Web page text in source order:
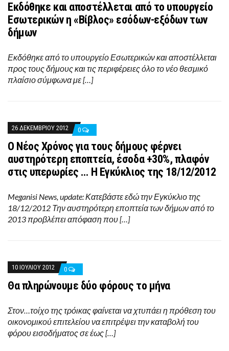
Εκδόθηκε και αποστέλλεται από το υπουργείο
Εσωτερικών η «Βίβλος» εσόδων-εξόδων των
δήμων
Εκδόθηκε από το υπουργείο Εσωτερικών και αποστέλλεται
προς τους δήμους και τις περιφέρειες όλο το νέο θεσμικό
πλαίσιο σύμφωνα με […]
26 ΔΕΚΕΜΒΡΊΟΥ 2012 0
Ο Νέος Χρόνος για τους δήμους φέρνει
αυστηρότερη εποπτεία, έσοδα +30%, πλαφόν
στις υπερωρίες … Η Εγκύκλιος της 18/12/2012
Meganisi News, update: Κατεβάστε εδώ την Εγκύκλιο της
18/12/2012 Την αυστηρότερη εποπτεία των δήμων από το
2013 προβλέπει απόφαση που […]
10 ΙΟΥΛΊΟΥ 2012 0
Θα πληρώνουμε δύο φόρους το μήνα
Στον…τοίχο της τρόικας φαίνεται να χτυπάει η πρόθεση του
οικονομικού επιτελείου να επιτρέψει την καταβολή του
φόρου εισοδήματος σε έως […]